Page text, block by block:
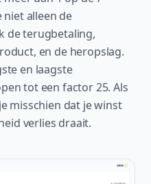
alleen de
de terugbetaling,
en de heropslag.
en laagste
tot een factor 25. Als
misschien dat je winst
verlies draait.